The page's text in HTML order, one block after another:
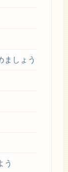
ましょう
う